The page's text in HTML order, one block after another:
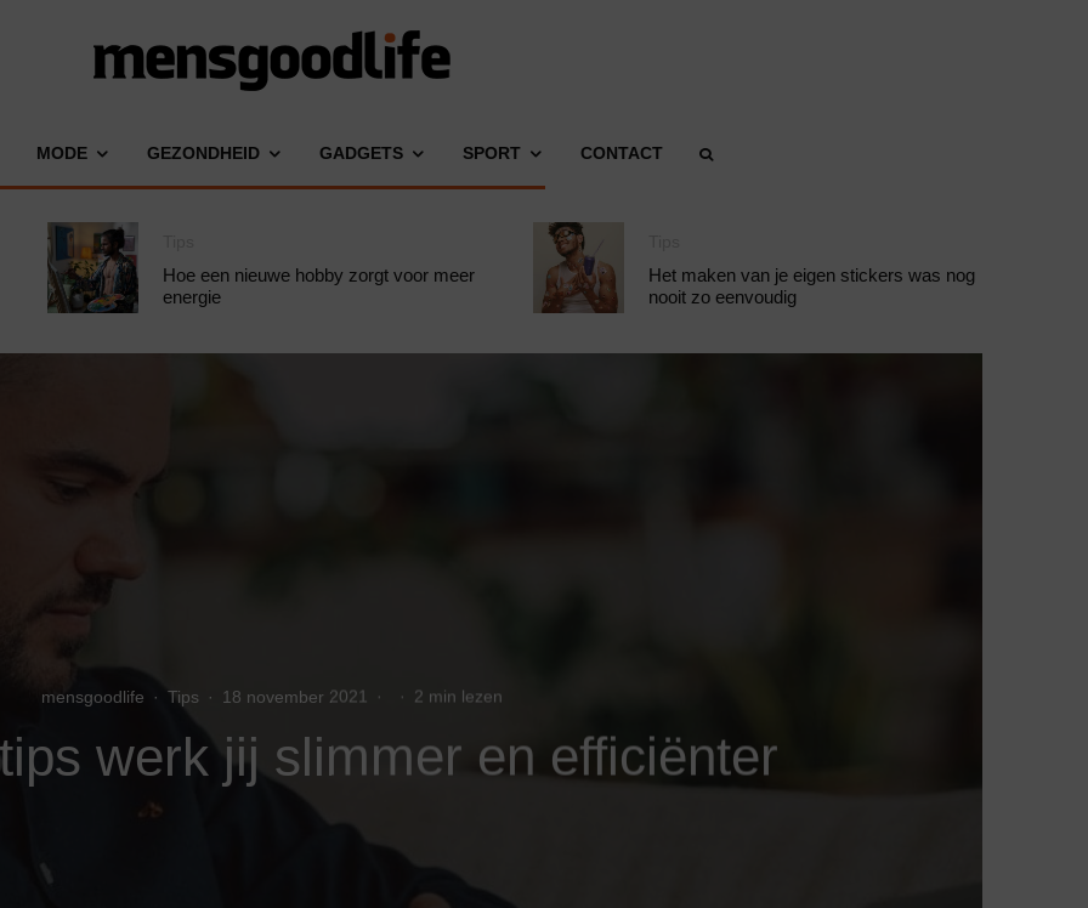
MODE GEZONDHEID GADGETS SPORT CONTACT
Hoe een nieuwe hobby zorgt voor meer
energie
Het maken van je eigen stickers was nog
nooit zo eenvoudig
mensgoodlife · Tips · 18 november 2021 · · 2 min lezen
werk jij slimmer en efficiënter